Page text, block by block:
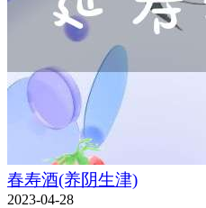
春寿酒(养阴生津)
2023-04-28